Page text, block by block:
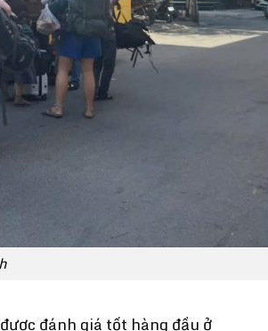
đánh giá tốt hàng đầu ở